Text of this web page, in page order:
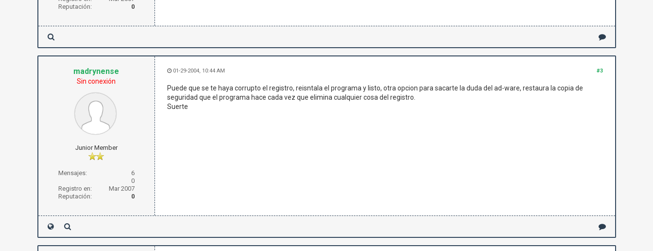
Reputación:
0
madrynense
Sin conexión
Junior Member
Mensajes:
6
0
Registro en:
Mar 2007
Reputación:
0
#3
01-29-2004, 10:44 AM
Puede que se te haya corrupto el registro, reisntala el programa y listo, otra opcion para sacarte la duda del ad-ware, restaura la copia de
seguridad que el programa hace cada vez que elimina cualquier cosa del registro.
Suerte